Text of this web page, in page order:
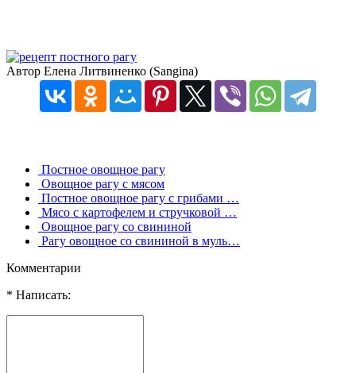
Автор Елена Литвиненко (Sangina)
Постное овощное рагу
Овощное рагу с мясом
Постное овощное рагу с грибами …
Мясо с картофелем и стручковой …
Овощное рагу со свининой
Рагу овощное со свининой в муль…
Комментарии
* Написать: